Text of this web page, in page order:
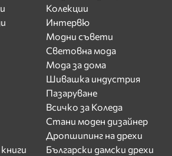
Колекции
Интервю
Модни съвети
Световна мода
Мода за дома
Шивашка индустрия
Пазаруване
Всичко за Коледа
Стани моден дизайнер
Дропшипинг на дрехи
Български дамски дрехи